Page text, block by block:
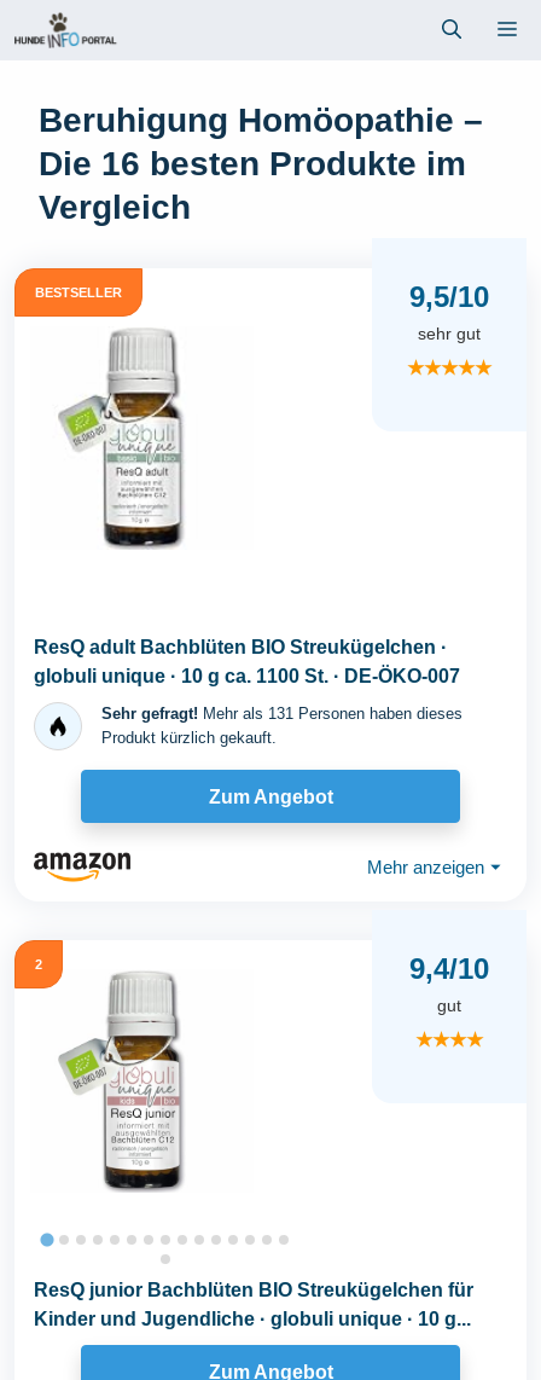
Inhalt
Beruhigung Homöopathie –
Die 16 besten Produkte im
Vergleich
BESTSELLER 9,5/10
sehr gut
★★★★★
ResQ adult Bachblüten BIO Streukügelchen ·
globuli unique · 10 g ca. 1100 St. · DE-ÖKO-007
Sehr gefragt! Mehr als 131 Personen haben dieses
Produkt kürzlich gekauft.
Zum Angebot
Mehr anzeigen ⏷
2 9,4/10
gut
★★★★
ResQ junior Bachblüten BIO Streukügelchen für
Kinder und Jugendliche · globuli unique · 10 g...
Zum Angebot